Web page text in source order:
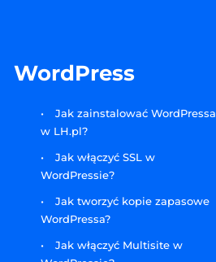
WordPress
Jak zainstalować WordPressa
w LH.pl?
Jak włączyć SSL w
WordPressie?
Jak tworzyć kopie zapasowe
WordPressa?
Jak włączyć Multisite w